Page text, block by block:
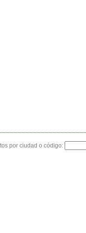
por ciudad o código: